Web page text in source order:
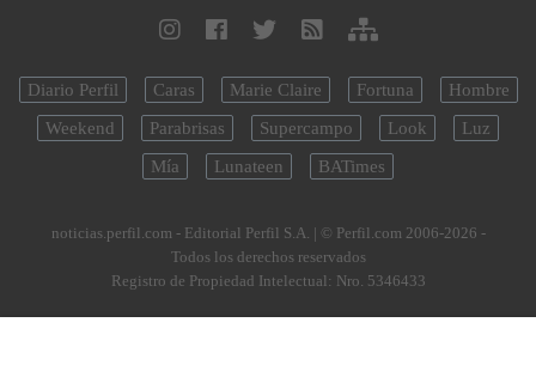
Diario Perfil Caras Marie Claire Fortuna
Hombre
Weekend
Parabrisas Supercampo Look
Luz
Mía
Lunateen BATimes
noticias.perfil.com - Editorial Perfil S.A. | © Perfil.com 2006-2026 -
Todos los derechos reservados
Registro de Propiedad Intelectual: Nro. 5346433